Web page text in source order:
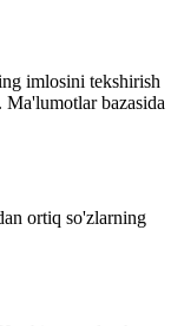
imlosini tekshirish
bazasida
ortiq so'zlarning